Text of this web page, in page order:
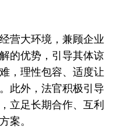
营大环境，兼顾企业
的优势，引导其体谅
，理性包容、适度让
此外，法官积极引导
立足长期合作、互利
案。